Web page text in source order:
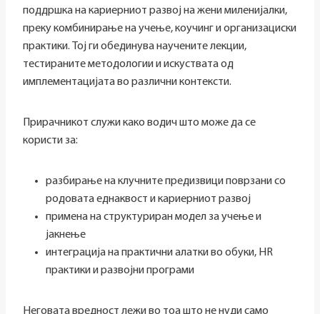
поддршка на кариерниот развој на жени миленијалки,
преку комбинирање на учење, коучинг и организациски
практики. Тој ги обединува научените лекции,
тестираните методологии и искуствата од
имплементацијата во различни контексти.
Прирачникот служи како водич што може да се
користи за:
разбирање на клучните предизвици поврзани со
родовата еднаквост и кариерниот развој
примена на структуриран модел за учење и
јакнење
интеграција на практични алатки во обуки, HR
практики и развојни програми
Неговата вредност лежи во тоа што не нуди само